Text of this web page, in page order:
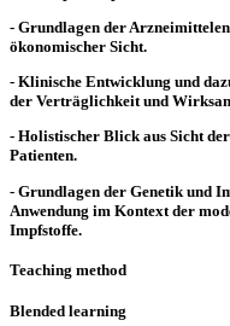
- Grundlagen der
ökonomischer Sicht.
- Klinische Entwicklung und
der Verträglichkeit und
- Holistischer Blick aus Sicht
Patienten.
- Grundlagen der Genetik und
Anwendung im Kontext der
Impfstoffe.
Teaching method
Blended learning